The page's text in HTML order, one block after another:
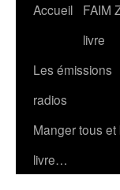
Accueil
FAIM
livre
Les émissions
radios
Manger tous et
livre…